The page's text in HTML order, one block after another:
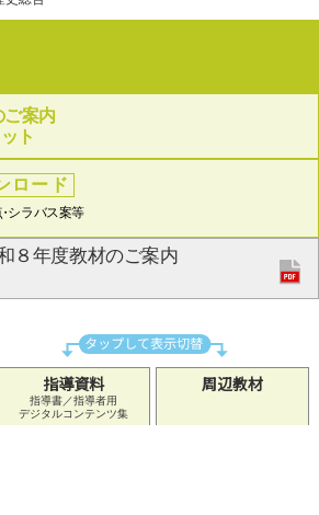
ご案内
ト
ロード
シラバス案等
８年度教材のご案内
指導資料
指導書／指導者用
デジタルコンテンツ集
周辺教材